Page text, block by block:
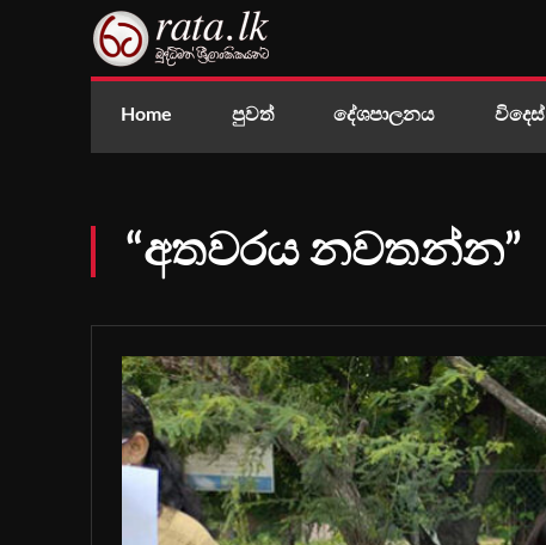
Home පුවත් දේශපාලනය විදෙස්
“අතවරය නවතන්න”